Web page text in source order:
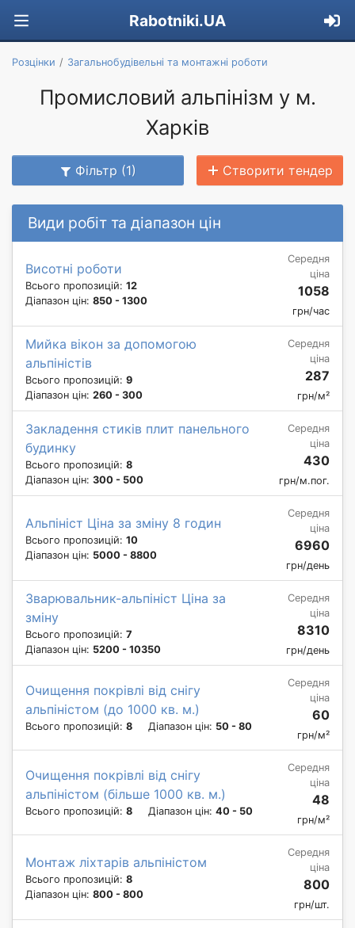
Rabotniki.UA
Розцінки Загальнобудівельні та монтажні роботи
Промисловий альпінізм у м.
Харків
Фільтр (1) Створити тендер
Види робіт та діапазон цін
Висотні роботи
Всього пропозицій: 12
Діапазон цін: 850 - 1300
Середня
ціна
1058
грн/час
Мийка вікон за допомогою
альпіністів
Всього пропозицій: 9
Діапазон цін: 260 - 300
Середня
ціна
287
грн/м²
Закладення стиків плит панельного
будинку
Всього пропозицій: 8
Діапазон цін: 300 - 500
Середня
ціна
430
грн/м.пог.
Альпініст Ціна за зміну 8 годин
Всього пропозицій: 10
Діапазон цін: 5000 - 8800
Середня
ціна
6960
грн/день
Зварювальник-альпініст Ціна за
зміну
Всього пропозицій: 7
Діапазон цін: 5200 - 10350
Середня
ціна
8310
грн/день
Очищення покрівлі від снігу
альпіністом (до 1000 кв. м.)
Всього пропозицій: 8 Діапазон цін: 50 - 80
Середня
ціна
60
грн/м²
Очищення покрівлі від снігу
альпіністом (більше 1000 кв. м.)
Всього пропозицій: 8 Діапазон цін: 40 - 50
Середня
ціна
48
грн/м²
Монтаж ліхтарів альпіністом
Всього пропозицій: 8
Діапазон цін: 800 - 800
Середня
ціна
800
грн/шт.